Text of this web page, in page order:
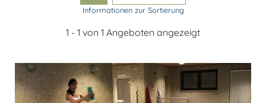
Informationen zur Sortierung
1 - 1 von 1 Angeboten angezeigt